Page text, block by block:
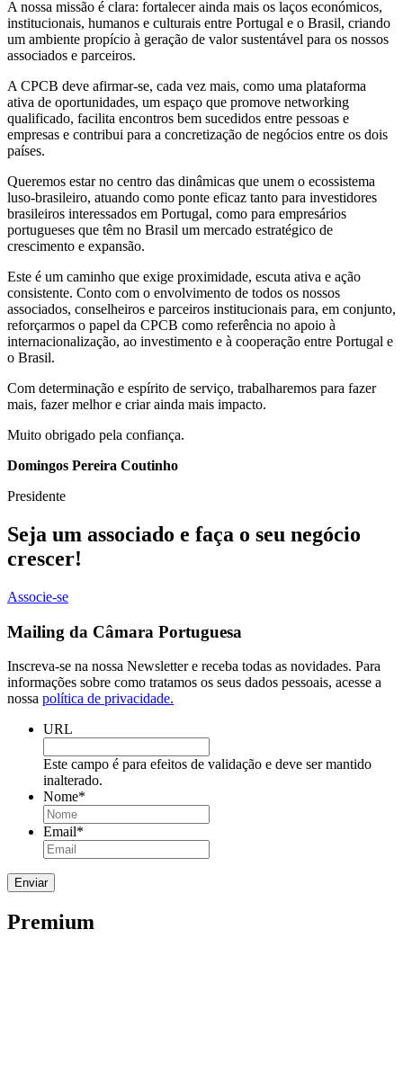
A nossa missão é clara: fortalecer ainda mais os laços económicos,
institucionais, humanos e culturais entre Portugal e o Brasil, criando
um ambiente propício à geração de valor sustentável para os nossos
associados e parceiros.
A CPCB deve afirmar-se, cada vez mais, como uma plataforma
ativa de oportunidades, um espaço que promove networking
qualificado, facilita encontros bem sucedidos entre pessoas e
empresas e contribui para a concretização de negócios entre os dois
países.
Queremos estar no centro das dinâmicas que unem o ecossistema
luso-brasileiro, atuando como ponte eficaz tanto para investidores
brasileiros interessados em Portugal, como para empresários
portugueses que têm no Brasil um mercado estratégico de
crescimento e expansão.
Este é um caminho que exige proximidade, escuta ativa e ação
consistente. Conto com o envolvimento de todos os nossos
associados, conselheiros e parceiros institucionais para, em conjunto,
reforçarmos o papel da CPCB como referência no apoio à
internacionalização, ao investimento e à cooperação entre Portugal e
o Brasil.
Com determinação e espírito de serviço, trabalharemos para fazer
mais, fazer melhor e criar ainda mais impacto.
Muito obrigado pela confiança.
Domingos Pereira Coutinho
Presidente
Seja um associado e faça o seu negócio
crescer!
Associe-se
Mailing da Câmara Portuguesa
Inscreva-se na nossa Newsletter e receba todas as novidades. Para
informações sobre como tratamos os seus dados pessoais, acesse a
nossa política de privacidade.
URL
Este campo é para efeitos de validação e deve ser mantido
inalterado.
Nome*
Email*
Premium